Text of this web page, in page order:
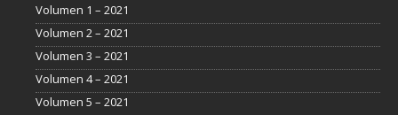
Volumen 1 – 2021
Volumen 2 – 2021
Volumen 3 – 2021
Volumen 4 – 2021
Volumen 5 – 2021